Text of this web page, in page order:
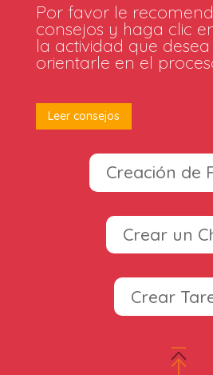
Por favor le
consejos y haga clic
la actividad que
orientarle en el
Leer consejos
Creación de
Crear un
Crear